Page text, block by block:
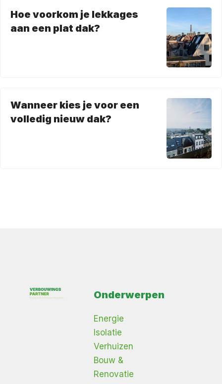
Hoe voorkom je lekkages
aan een plat dak?
Wanneer kies je voor een
volledig nieuw dak?
Onderwerpen
Energie
Isolatie
Verhuizen
Bouw &
Renovatie